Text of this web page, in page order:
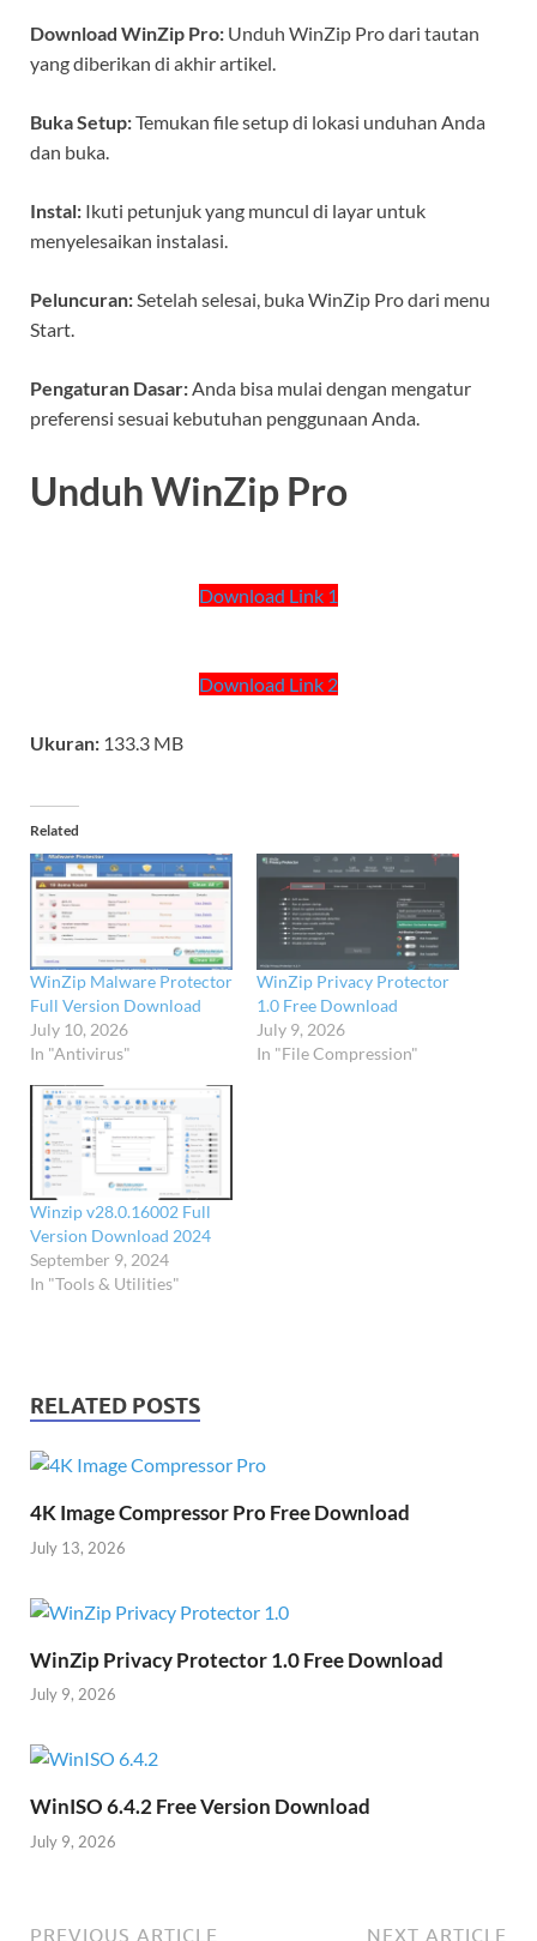
Download WinZip Pro: Unduh WinZip Pro dari tautan
yang diberikan di akhir artikel.
Buka Setup:Temukan file setup di lokasi unduhan Anda
dan buka.
Instal: Ikuti petunjuk yang muncul di layar untuk
menyelesaikan instalasi.
Peluncuran: Setelah selesai, buka WinZip Pro dari menu
Start.
Pengaturan Dasar: Anda bisa mulai dengan mengatur
preferensi sesuai kebutuhan penggunaan Anda.
Unduh WinZip Pro
Download Link 1
Download Link 2
Ukuran: 133.3 MB
Related
WinZip Malware Protector
Full Version Download
July 10, 2026
In "Antivirus"
WinZip Privacy Protector
1.0 Free Download
July 9, 2026
In "File Compression"
Winzip v28.0.16002 Full
Version Download 2024
September 9, 2024
In "Tools & Utilities"
RELATED POSTS
4K Image Compressor Pro Free Download
July 13, 2026
WinZip Privacy Protector 1.0 Free Download
July 9, 2026
WinISO 6.4.2 Free Version Download
July 9, 2026
PREVIOUS ARTICLE NEXT ARTICLE